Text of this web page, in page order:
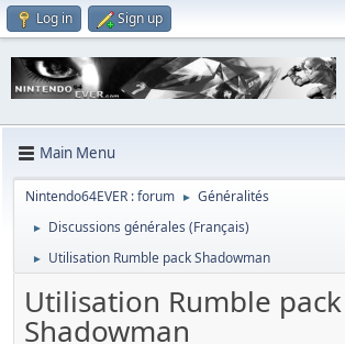
Log in Sign up
Main Menu
Nintendo64EVER : forum ► Généralités
► Discussions générales (Français)
► Utilisation Rumble pack Shadowman
Utilisation Rumble pack
Shadowman